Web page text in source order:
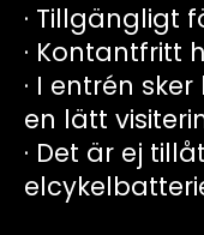
· Tillgängligt
· Kontantfritt
· I entrén
en lätt
· Det är ej